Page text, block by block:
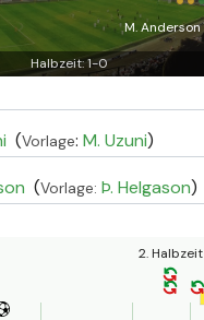
M. Anderson
Halbzeit: 1-0
(Vorlage: M. Uzuni)
(Vorlage: Þ. Helgason)
2. Halbzeit